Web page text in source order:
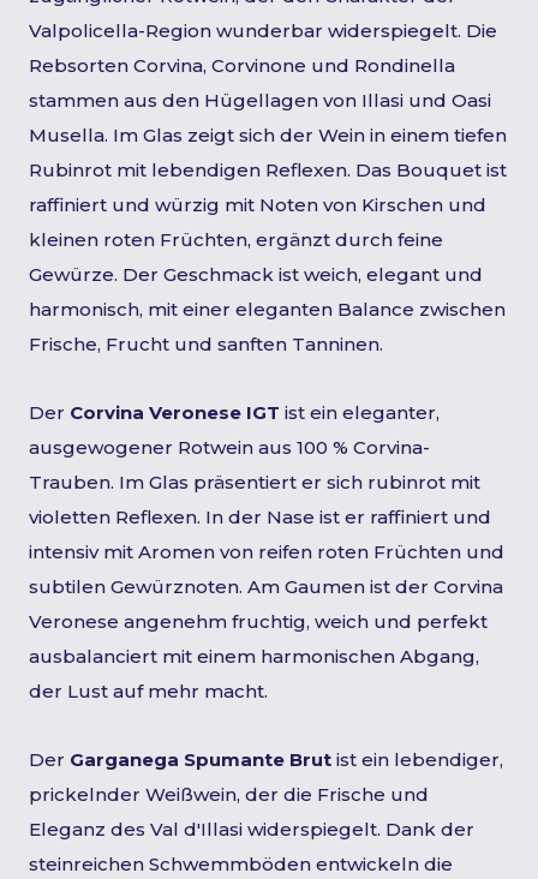
Valpolicella-Region wunderbar widerspiegelt. Die
Rebsorten Corvina, Corvinone und Rondinella
stammen aus den Hügellagen von Illasi und Oasi
Musella. Im Glas zeigt sich der Wein in einem tiefen
Rubinrot mit lebendigen Reflexen. Das Bouquet ist
raffiniert und würzig mit Noten von Kirschen und
kleinen roten Früchten, ergänzt durch feine
Gewürze. Der Geschmack ist weich, elegant und
harmonisch, mit einer eleganten Balance zwischen
Frische, Frucht und sanften Tanninen.
Der Corvina Veronese IGT ist ein eleganter,
ausgewogener Rotwein aus 100 % Corvina-
Trauben. Im Glas präsentiert er sich rubinrot mit
violetten Reflexen. In der Nase ist er raffiniert und
intensiv mit Aromen von reifen roten Früchten und
subtilen Gewürznoten. Am Gaumen ist der Corvina
Veronese angenehm fruchtig, weich und perfekt
ausbalanciert mit einem harmonischen Abgang,
der Lust auf mehr macht.
Der Garganega Spumante Brut ist ein lebendiger,
prickelnder Weißwein, der die Frische und
Eleganz des Val d'Illasi widerspiegelt. Dank der
steinreichen Schwemmböden entwickeln die